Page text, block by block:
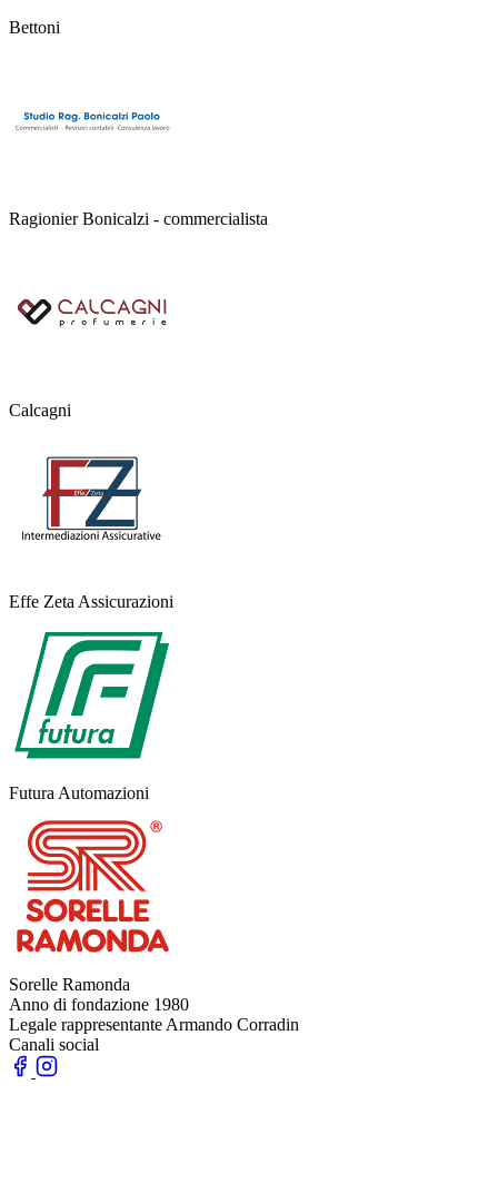
Bettoni
Ragionier Bonicalzi - commercialista
Calcagni
Effe Zeta Assicurazioni
Futura Automazioni
Sorelle Ramonda
Anno di fondazione 1980
Legale rappresentanteArmando Corradin
Canali social